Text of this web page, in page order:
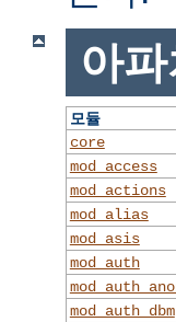
아
모듈
core
mod_access
mod_actions
mod_alias
mod_asis
mod_auth
mod_auth_dbm